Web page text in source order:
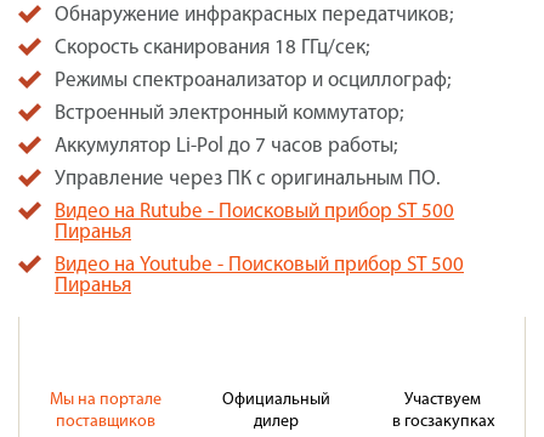
Обнаружение инфракрасных передатчиков;
Скорость сканирования 18 ГГц/сек;
Режимы спектроанализатор и осциллограф;
Встроенный электронный коммутатор;
Аккумулятор Li-Pol до 7 часов работы;
Управление через ПК с оригинальным ПО.
Видео на Rutube - Поисковый прибор ST 500
Пиранья
Видео на Youtube - Поисковый прибор ST 500
Пиранья
Мы на портале
поставщиков
Официальный
дилер
Участвуем
в госзакупках